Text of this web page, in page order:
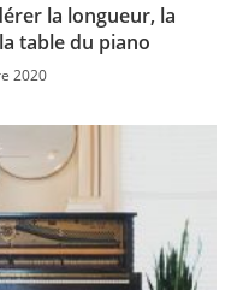
la longueur, la
table du piano
2020